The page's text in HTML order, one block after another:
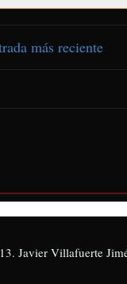
más reciente
Javier Villafuerte